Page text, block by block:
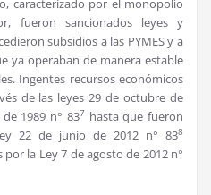
caracterizado por el monopolio
fueron sancionados leyes y
subsidios a las PYMES y a
ya operaban de manera estable
Ingentes recursos económicos
de las leyes 29 de octubre de
1989 n° 837hasta que fueron
22 de junio de 2012 n° 838
la Ley 7 de agosto de 2012 n°